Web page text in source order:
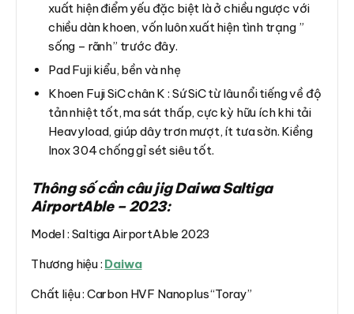
xuất hiện điểm yếu đặc biệt là ở chiều ngược với
chiều dàn khoen, vốn luôn xuất hiện tình trạng ”
sống – rãnh” trước đây.
Pad Fuji kiểu, bền và nhẹ
Khoen Fuji SiC chân K : Sứ SiC từ lâu nổi tiếng về độ
tản nhiệt tốt, ma sát thấp, cực kỳ hữu ích khi tải
Heavyload, giúp dây trơn mượt, ít tưa sờn. Kiềng
Inox 304 chống gỉ sét siêu tốt.
Thông số cần câu jig Daiwa Saltiga
AirportAble – 2023:
Model : Saltiga AirportAble 2023
Thương hiệu : Daiwa
Chất liệu : Carbon HVF Nanoplus “Toray”